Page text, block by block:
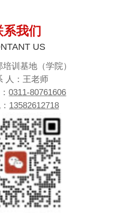
系我们
US
训基地（学院）
人：王老师
0311-80761606
13582612718